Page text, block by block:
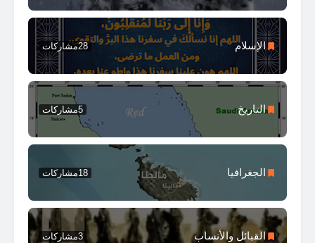
الإسلام 28مشاركات
التاريخ 5مشاركات
الجغرافيا 18مشاركات
القبائل والأنساب 3مشاركات